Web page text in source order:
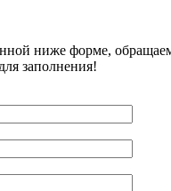
ниже форме,
заполнения!